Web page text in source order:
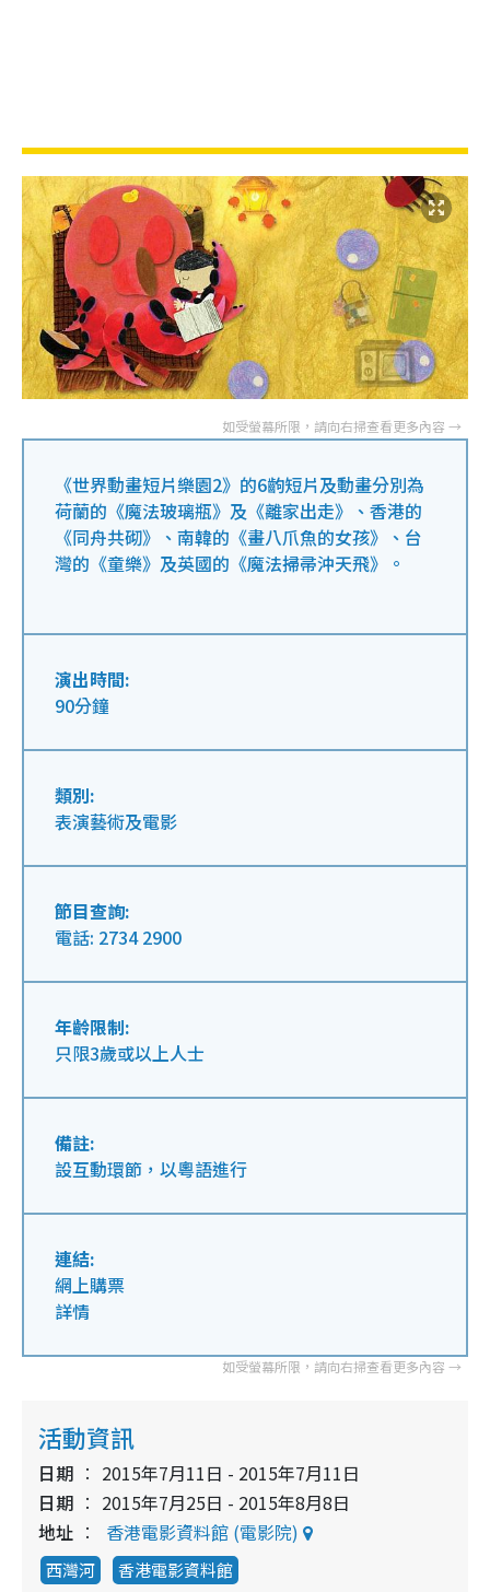
《世界動畫短片樂園2》的6齣短片及動畫分別為
荷蘭的《魔法玻璃瓶》及《離家出走》、香港的
《同舟共砌》、南韓的《畫八爪魚的女孩》、台
灣的《童樂》及英國的《魔法掃帚沖天飛》。
演出時間:
90分鐘
類別:
表演藝術及電影
節目查詢:
電話: 2734 2900
年齡限制:
只限3歲或以上人士
備註:
設互動環節，以粵語進行
連結:
網上購票
詳情
活動資訊
日期
2015年7月11日 - 2015年7月11日
日期
2015年7月25日 - 2015年8月8日
地址
香港電影資料館 (電影院)
西灣河 香港電影資料館